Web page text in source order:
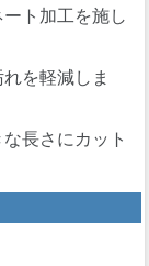
ト加工を施し
を軽減しま
長さにカット